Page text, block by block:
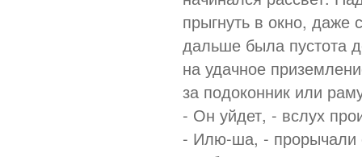
прыгнуть в окно, даже
дальше была пустота
на удачное
за подоконник или
- Он уйдет, - вслух
- Илю-ша, - прорычали